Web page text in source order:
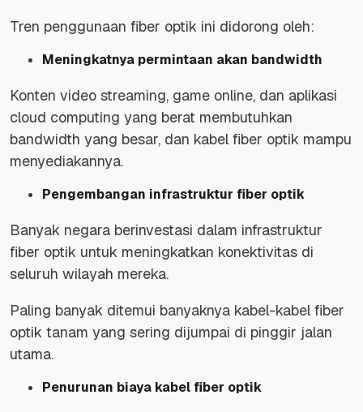
Tren penggunaan fiber optik ini didorong oleh:
Meningkatnya permintaan akan bandwidth
Konten video streaming, game online, dan aplikasi
cloud computing yang berat membutuhkan
bandwidth yang besar, dan kabel fiber optik mampu
menyediakannya.
Pengembangan infrastruktur fiber optik
Banyak negara berinvestasi dalam infrastruktur
fiber optik untuk meningkatkan konektivitas di
seluruh wilayah mereka.
Paling banyak ditemui banyaknya kabel-kabel fiber
optik tanam yang sering dijumpai di pinggir jalan
utama.
Penurunan biaya kabel fiber optik